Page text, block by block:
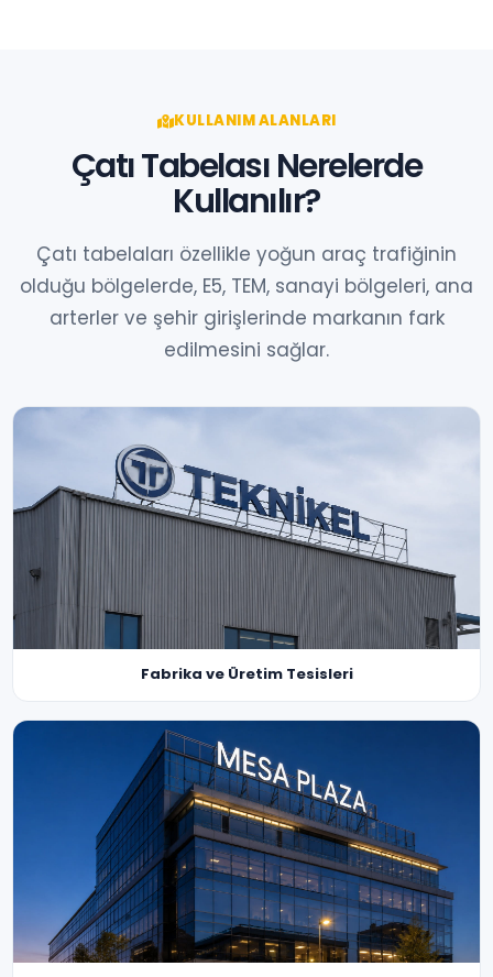
KULLANIM ALANLARI
Çatı Tabelası Nerelerde
Kullanılır?
Çatı tabelaları özellikle yoğun araç trafiğinin
olduğu bölgelerde, E5, TEM, sanayi bölgeleri, ana
arterler ve şehir girişlerinde markanın fark
edilmesini sağlar.
Fabrika ve Üretim Tesisleri